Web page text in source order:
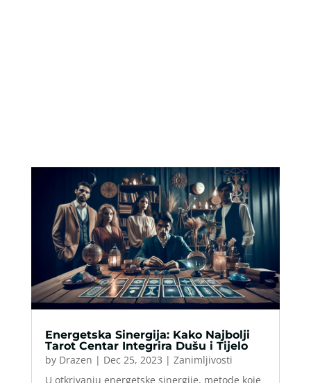
Energetska Sinergija: Kako Najbolji
Tarot Centar Integrira Dušu i Tijelo
by Drazen | Dec 25, 2023 | Zanimljivosti
U otkrivanju energetske sinergije, metode koje